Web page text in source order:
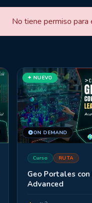
No tiene permiso para
ON DEMAND
✦ NUEVO
Curso RUTA
Geo Portales
Advanced